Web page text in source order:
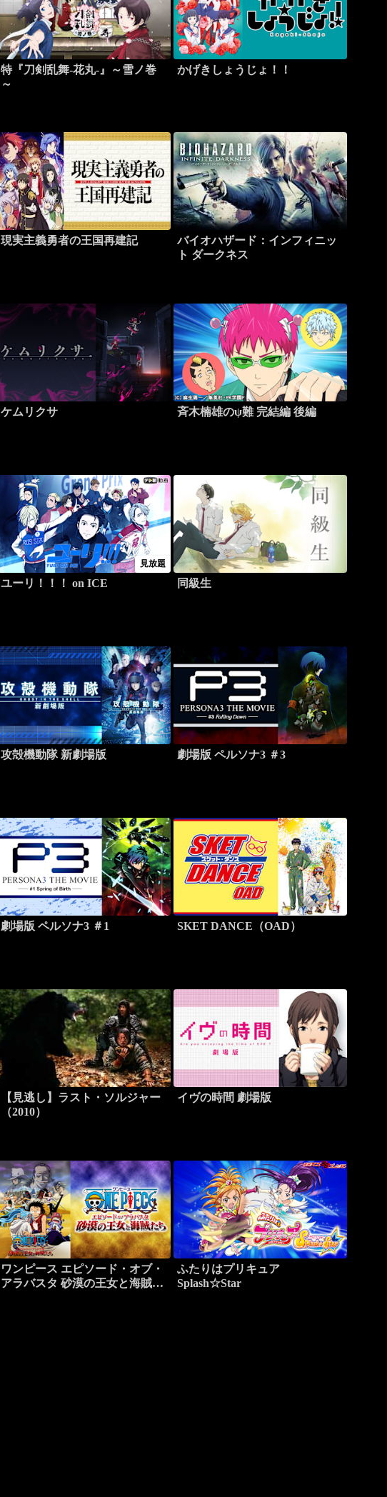
特『刀剣乱舞-花丸-』～雪ノ巻
～
かげきしょうじょ！！
現実主義勇者の王国再建記
バイオハザード：インフィニッ
ト ダークネス
ケムリクサ 斉木楠雄のψ難 完結編 後編
見放題
ユーリ！！！ on ICE 同級生
攻殻機動隊 新劇場版 劇場版 ペルソナ3 ＃3
劇場版 ペルソナ3 ＃1 SKET DANCE（OAD）
【見逃し】ラスト・ソルジャー
（2010）
イヴの時間 劇場版
ワンピース エピソード・オブ・
アラバスタ 砂漠の王女と海賊た
ふたりはプリキュア
Splash☆Star